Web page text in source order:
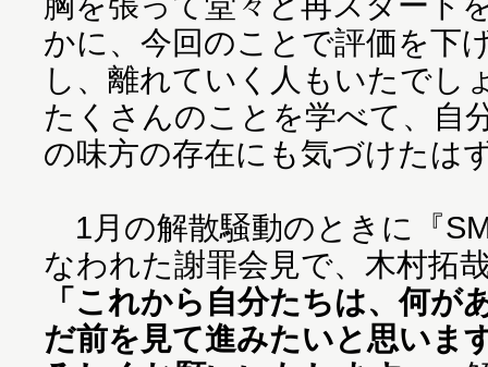
かに、今回のことで評価を下
し、離れていく人もいたでし
たくさんのことを学べて、自
の味方の存在にも気づけたは
1月の解散騒動のときに『
なわれた謝罪会見で、木村拓
「これから自分たちは、何が
だ前を見て進みたいと思いま